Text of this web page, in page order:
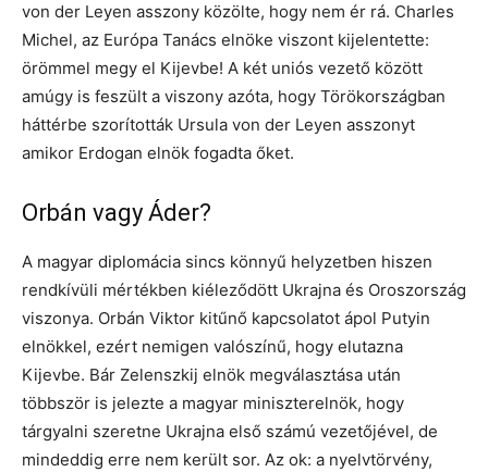
von der Leyen asszony közölte, hogy nem ér rá. Charles
Michel, az Európa Tanács elnöke viszont kijelentette:
örömmel megy el Kijevbe! A két uniós vezető között
amúgy is feszült a viszony azóta, hogy Törökországban
háttérbe szorították Ursula von der Leyen asszonyt
amikor Erdogan elnök fogadta őket.
Orbán vagy Áder?
A magyar diplomácia sincs könnyű helyzetben hiszen
rendkívüli mértékben kiéleződött Ukrajna és Oroszország
viszonya. Orbán Viktor kitűnő kapcsolatot ápol Putyin
elnökkel, ezért nemigen valószínű, hogy elutazna
Kijevbe. Bár Zelenszkij elnök megválasztása után
többször is jelezte a magyar miniszterelnök, hogy
tárgyalni szeretne Ukrajna első számú vezetőjével, de
mindeddig erre nem került sor. Az ok: a nyelvtörvény,